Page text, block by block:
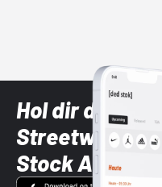
Hol dir die
Streetwear-
Stock App